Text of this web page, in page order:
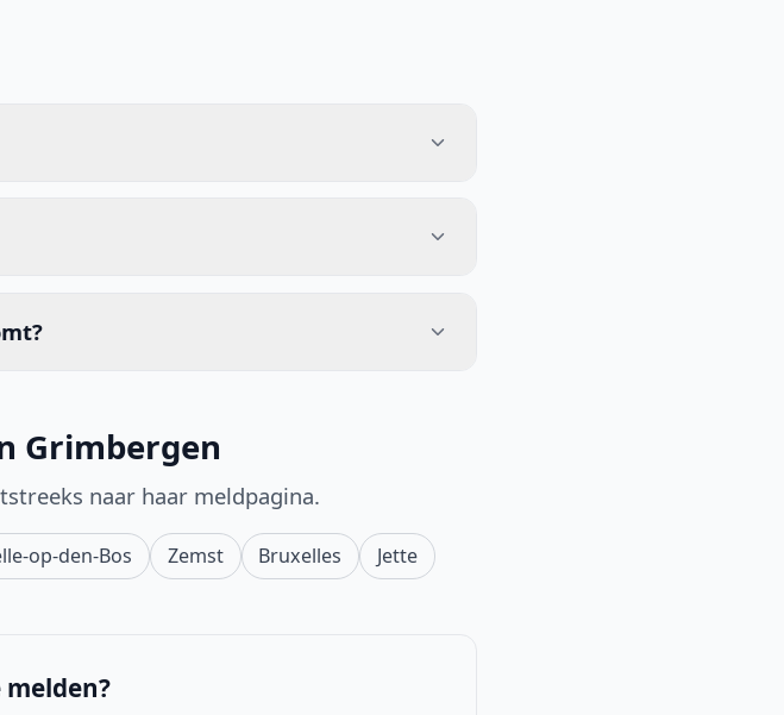
Grimbergen
naar haar meldpagina.
op-den-Bos Zemst Bruxelles Jette